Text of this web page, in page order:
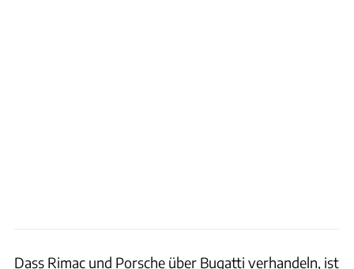
Dass Rimac und Porsche über Bugatti verhandeln, ist